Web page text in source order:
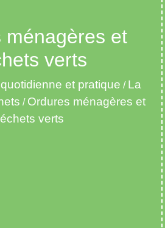
ménagères et
verts
et pratique / La
/ Ordures ménagères et
verts